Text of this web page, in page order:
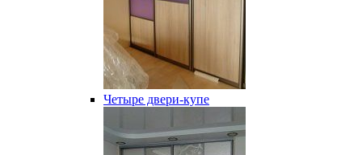
Четыре двери-купе